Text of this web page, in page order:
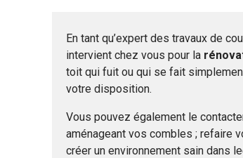
En tant qu’expert des travaux de
intervientchez vouspour la
toit qui fuit ou qui se fait
votre disposition.
Vous pouvez également le
aménageant vos combles ; refaire
créer un environnement sain dans